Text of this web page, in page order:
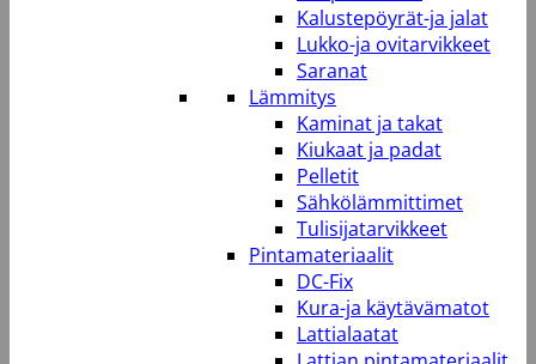
Kalustepöyrät-ja jalat
Lukko-ja ovitarvikkeet
Saranat
Lämmitys
Kaminat ja takat
Kiukaat ja padat
Pelletit
Sähkölämmittimet
Tulisijatarvikkeet
Pintamateriaalit
DC-Fix
Kura-ja käytävämatot
Lattialaatat